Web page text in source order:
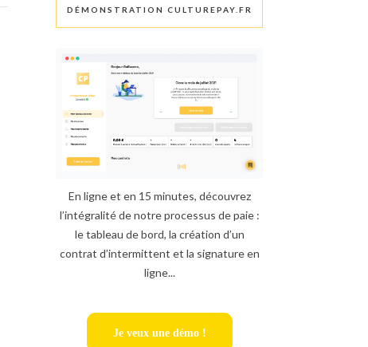
DÉMONSTRATION CULTUREPAY.FR
En ligne et en 15 minutes, découvrez
l’intégralité de notre processus de paie :
le tableau de bord, la création d’un
contrat d’intermittent et la signature en
ligne...
Je veux une démo !